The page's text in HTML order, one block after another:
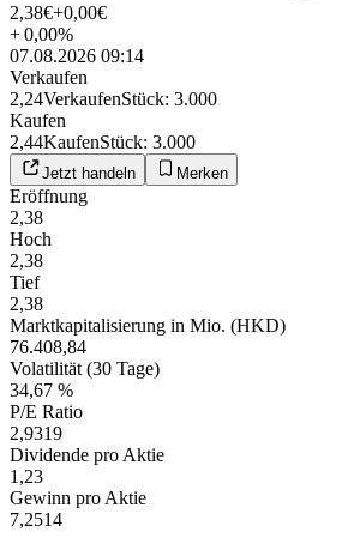
2,38€+0,00€
+0,00%
07.08.2026 09:14
Verkaufen
2,24VerkaufenStück: 3.000
Kaufen
2,44KaufenStück: 3.000
Jetzt handeln Merken
Eröffnung
2,38
Hoch
2,38
Tief
2,38
Marktkapitalisierung in Mio. (HKD)
76.408,84
Volatilität (30 Tage)
34,67 %
P/E Ratio
2,9319
Dividende pro Aktie
1,23
Gewinn pro Aktie
7,2514